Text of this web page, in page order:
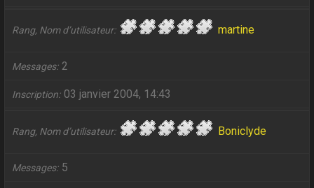
Rang, Nom d’utilisateur martine
Messages 2
Inscription 03 janvier 2004, 14:43
Rang, Nom d’utilisateur Boniclyde
Messages 5